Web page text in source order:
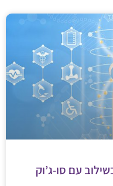
עם סו-ג’וק